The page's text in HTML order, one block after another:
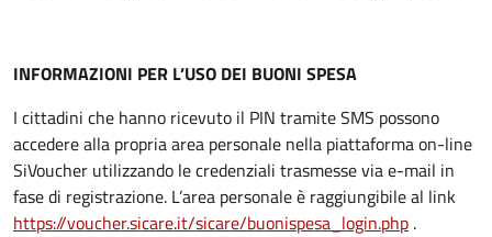
INFORMAZIONI PER L’USO DEI BUONI SPESA
I cittadini che hanno ricevuto il PIN tramite SMS possono
accedere alla propria area personale nella piattaforma on-line
SiVoucher utilizzando le credenziali trasmesse via e-mail in
fase di registrazione. L’area personale è raggiungibile al link
https://voucher.sicare.it/sicare/buonispesa_login.php .